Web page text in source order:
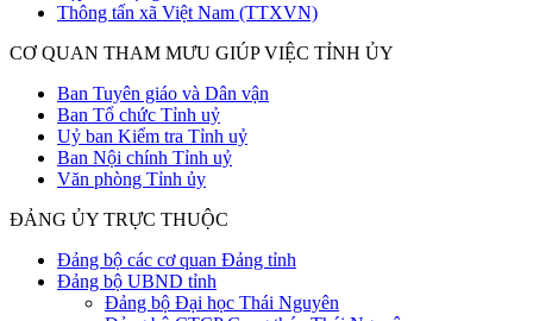
Thông tấn xã Việt Nam (TTXVN)
CƠ QUAN THAM MƯU GIÚP VIỆC TỈNH ỦY
Ban Tuyên giáo và Dân vận
Ban Tổ chức Tỉnh uỷ
Uỷ ban Kiểm tra Tỉnh uỷ
Ban Nội chính Tỉnh uỷ
Văn phòng Tỉnh ủy
ĐẢNG ỦY TRỰC THUỘC
Đảng bộ các cơ quan Đảng tỉnh
Đảng bộ UBND tỉnh
Đảng bộ Đại học Thái Nguyên